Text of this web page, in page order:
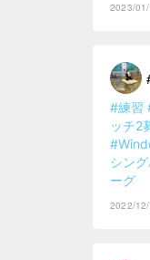
2023/
#練習
ッチ2
シン
ーグ
2022/